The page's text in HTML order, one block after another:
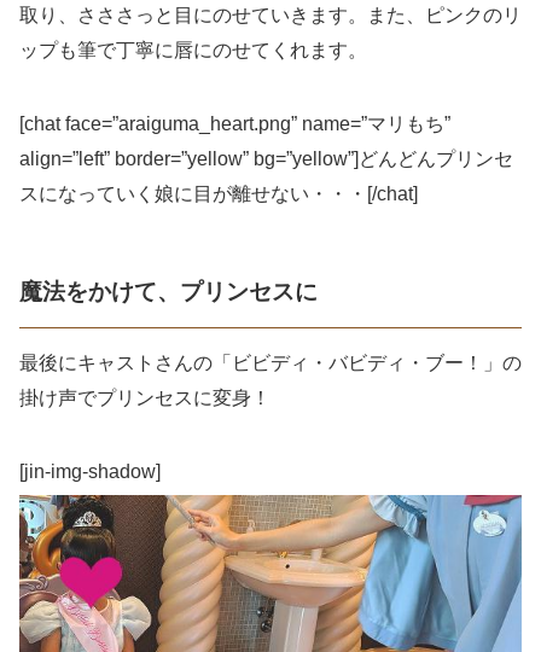
取り、さささっと目にのせていきます。また、ピンクのリ
ップも筆で丁寧に唇にのせてくれます。
[chat face=”araiguma_heart.png” name=”マリもち”
align=”left” border=”yellow” bg=”yellow”]どんどんプリンセ
スになっていく娘に目が離せない・・・[/chat]
魔法をかけて、プリンセスに
最後にキャストさんの「ビビディ・バビディ・ブー！」の
掛け声でプリンセスに変身！
[jin-img-shadow]